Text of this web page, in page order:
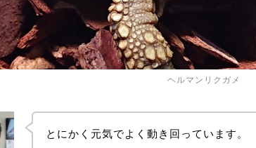
ヘルマンリクガメ
とにかく元気でよく動き回っています。